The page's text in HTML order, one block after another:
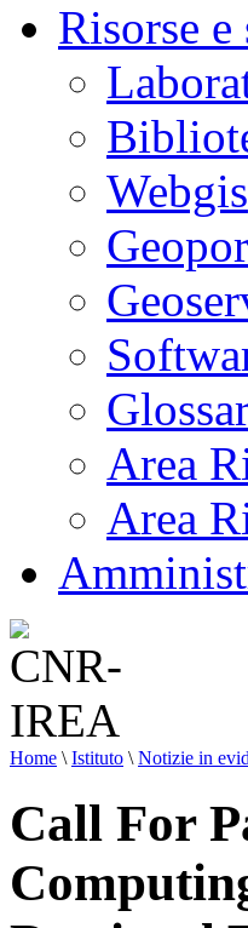
Risorse
Webgis
Area
Area
Home \ Istituto \ Notizie in
Call For